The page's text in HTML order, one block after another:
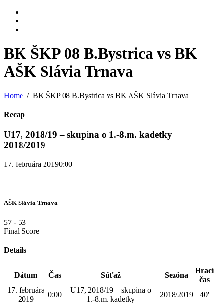
BK ŠKP 08 B.Bystrica vs BK
AŠK Slávia Trnava
Home BK ŠKP 08 B.Bystrica vs BK AŠK Slávia Trnava
Recap
U17, 2018/19 – skupina o 1.-8.m. kadetky
2018/2019
17. februára 20190:00
AŠK Slávia Trnava
57 - 53
Final Score
Details
Dátum Čas Súťaž Sezóna
Hrací
čas
17. februára
2019
0:00
U17, 2018/19 – skupina o
1.-8.m. kadetky
2018/2019 40'